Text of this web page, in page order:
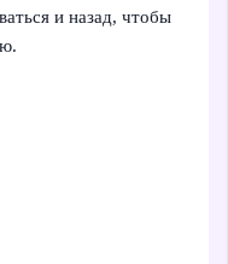
и назад, чтобы